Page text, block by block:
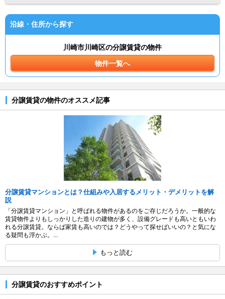
沿線・住所から探す
川崎市川崎区の分譲賃貸の物件
物件一覧へ
分譲賃貸の物件のオススメ記事
分譲賃貸マンションとは？仕組みや入居するメリット・デメリットを解
説
「分譲賃貸マンション」と呼ばれる物件があるのをご存じだろうか。一般的な
賃貸物件よりもしっかりした造りの建物が多く、設備グレードも高いともいわ
れる分譲賃貸。ならば家賃も高いのでは？どうやって探せばいいの？と気にな
る疑問も浮かぶ。...
もっと読む
分譲賃貸のおすすめポイント